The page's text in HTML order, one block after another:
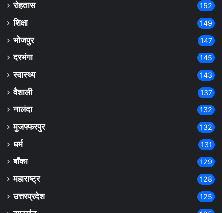
रोहतास 152
शिक्षा 149
भोजपुर 147
दरभंगा 145
स्वास्थ्य 143
वैशाली 137
नालंदा 132
मुजफ्फरपुर 132
धर्म 131
बाँका 129
महाराष्ट्र 128
उत्तरप्रदेश 125